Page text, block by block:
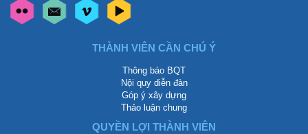
THÀNH VIÊN CẦN CHÚ Ý
Thông báo BQT
Nội quy diễn đàn
Góp ý xây dựng
Thảo luận chung
QUYỀN LỢI THÀNH VIÊN